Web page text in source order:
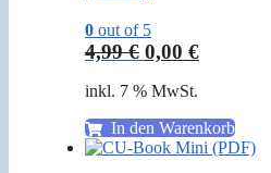
0 out of 5
4,99€ Ursprünglicher
war:
4,99 €
0,00 €Aktueller
0,00 €.
inkl. 7 % MwSt.
In den Warenkorb